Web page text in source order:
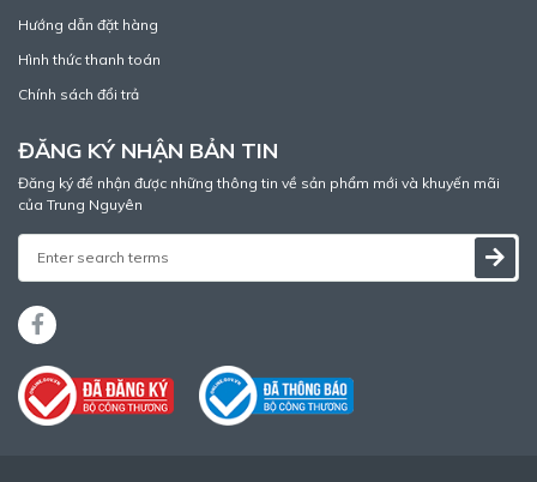
Hướng dẫn đặt hàng
Hình thức thanh toán
Chính sách đổi trả
ĐĂNG KÝ NHẬN BẢN TIN
Đăng ký để nhận được những thông tin về sản phẩm mới và khuyến mãi
của Trung Nguyên